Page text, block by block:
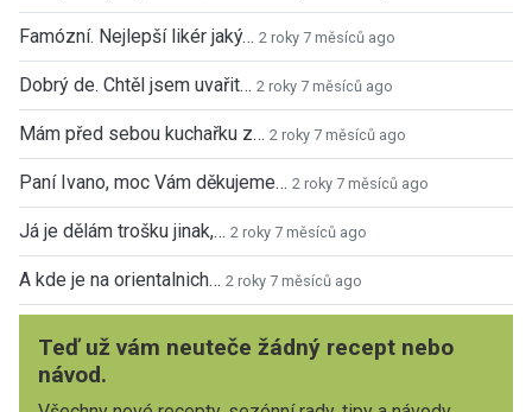
Famózní. Nejlepší likér jaký… 2 roky 7 měsíců ago
Dobrý de. Chtěl jsem uvařit… 2 roky 7 měsíců ago
Mám před sebou kuchařku z… 2 roky 7 měsíců ago
Paní Ivano, moc Vám děkujeme… 2 roky 7 měsíců ago
Já je dělám trošku jinak,… 2 roky 7 měsíců ago
A kde je na orientalnich… 2 roky 7 měsíců ago
Teď už vám neuteče žádný recept nebo
návod.